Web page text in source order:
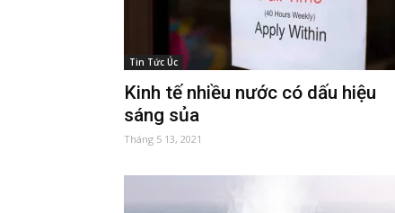
Tin Tức Úc
Kinh tế nhiều nước có dấu hiệu
sáng sủa
Tháng 5 13, 2021